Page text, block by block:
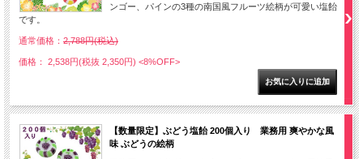
ンゴー、パインの3種の南国風フルーツ絵柄が可愛い塩飴
です。
通常価格： 2,788円(税込)
価格： 2,538円(税抜 2,350円) <8%OFF>
【数量限定】ぶどう塩飴 200個入り 業務用 爽やかな風
味 ぶどうの絵柄